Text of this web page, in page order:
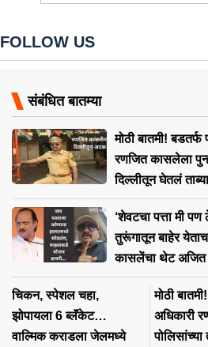
FOLLOW US
संबंधित बातम्या
मोठी बातमी! बडतर्फ
रणजित कासलेला
दिल्लीतून घेतलं
‘शेवटचा पत्ता मी
तुरूंगातून बाहेर
कासलेंचा थेट अजित
धमकीवजा इशारा
चिकन, स्पेशल चहा,
झोपायला 6 ब्लॅंकेट…
वाल्मिक कराडला जेलमध्ये
मोठी
अधिकारी
पोलिसांच्या